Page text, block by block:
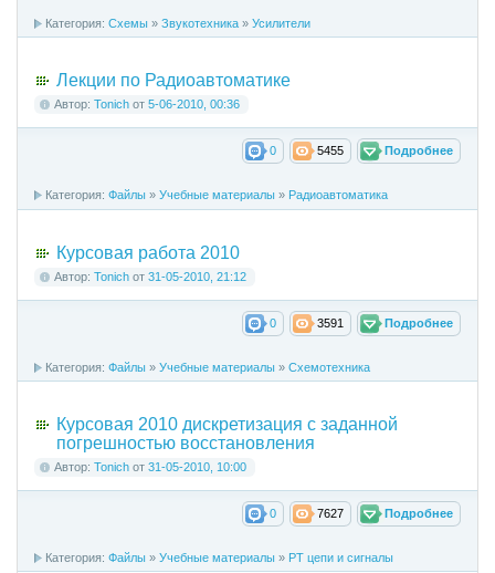
Категория: Схемы » Звукотехника » Усилители
Лекции по Радиоавтоматике
Автор: Tonich от 5-06-2010, 00:36
Подробнее
5455
0
Категория: Файлы » Учебные материалы » Радиоавтоматика
Курсовая работа 2010
Автор: Tonich от 31-05-2010, 21:12
Подробнее
3591
0
Категория: Файлы » Учебные материалы » Схемотехника
Курсовая 2010 дискретизация с заданной
погрешностью восстановления
Автор: Tonich от 31-05-2010, 10:00
Подробнее
7627
0
Категория: Файлы » Учебные материалы » РТ цепи и сигналы